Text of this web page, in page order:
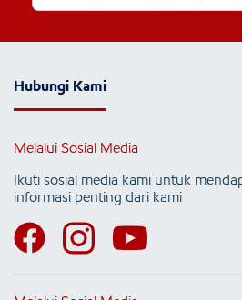
Hubungi Kami
Melalui Sosial Media
Ikuti sosial media kami untuk
informasi penting dari kami